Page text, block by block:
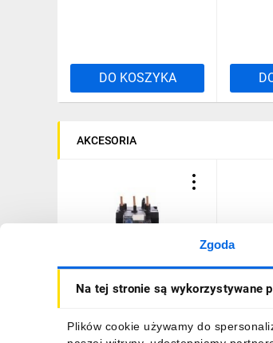
Zgoda
Na tej stronie są wykorzystywane
Plików cookie używamy do
DO KOSZYKA
AKCESORIA
Przekaźnik termiczny 63-
80A LRD3363
846,76 zł brutto